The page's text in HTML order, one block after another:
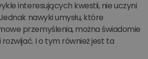
interesujących kwestii, nie uczyni
nawyki umysłu, które
przemyślenia, można świadomie
I o tym również jest ta